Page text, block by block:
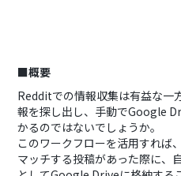
■概要
Redditでの情報収集は有益な一
報を探し出し、手動でGoogle
かるのではないでしょうか。
このワークフローを活用すれば
マッチする投稿があった際に、